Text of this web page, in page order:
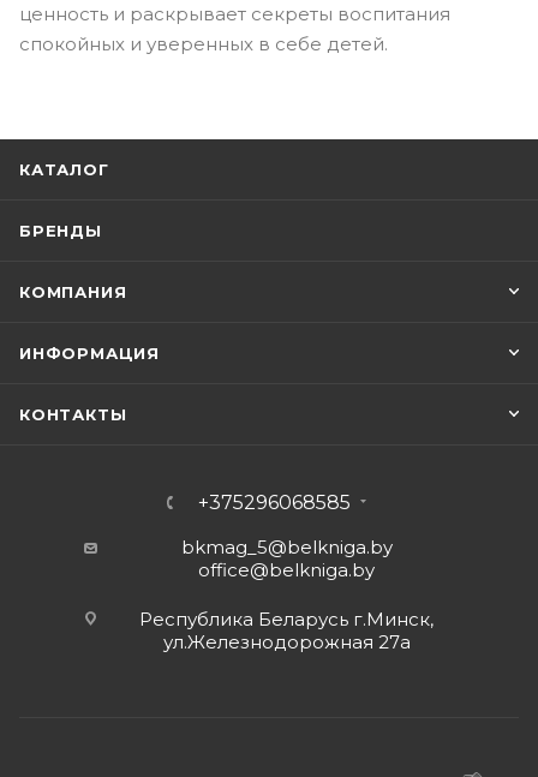
ценность и раскрывает секреты воспитания
спокойных и уверенных в себе детей.
КАТАЛОГ
БРЕНДЫ
КОМПАНИЯ
ИНФОРМАЦИЯ
КОНТАКТЫ
+375296068585
bkmag_5@belkniga.by
office@belkniga.by
Республика Беларусь г.Минск,
ул.Железнодорожная 27а